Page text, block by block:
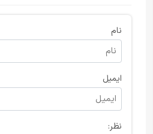
نام
ایمیل
نظر: